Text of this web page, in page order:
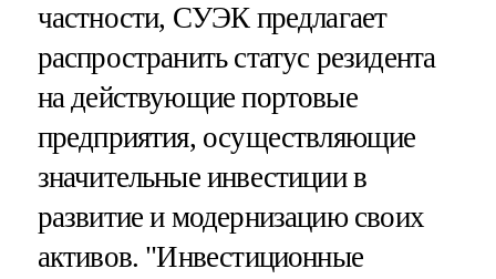
частности, СУЭК предлагает
распространить статус резидента
на действующие портовые
предприятия, осуществляющие
значительные инвестиции в
развитие и модернизацию своих
активов. "Инвестиционные